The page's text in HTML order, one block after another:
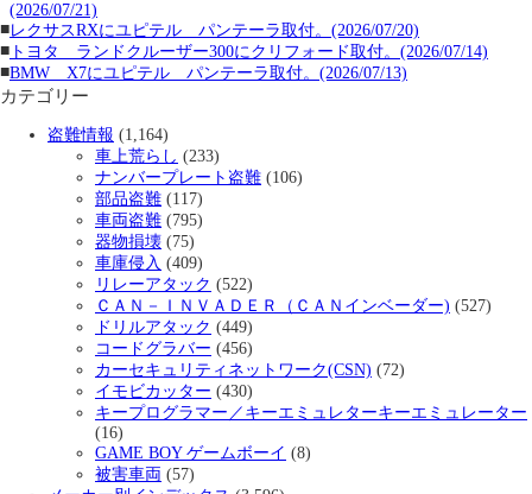
(2026/07/21)
■レクサスRXにユピテル パンテーラ取付。(2026/07/20)
■ トヨタ ランドクルーザー300にクリフォード取付。(2026/07/14)
■BMW X7にユピテル パンテーラ取付。(2026/07/13)
カテゴリー
盗難情報 (1,164)
車上荒らし (233)
ナンバープレート盗難 (106)
部品盗難 (117)
車両盗難 (795)
器物損壊 (75)
車庫侵入 (409)
リレーアタック (522)
ＣＡＮ－ＩＮＶＡＤＥＲ（ＣＡＮインベーダー) (527)
ドリルアタック (449)
コードグラバー (456)
カーセキュリティネットワーク(CSN) (72)
イモビカッター (430)
キープログラマー／キーエミュレターキーエミュレーター
(16)
GAME BOY ゲームボーイ (8)
被害車両 (57)